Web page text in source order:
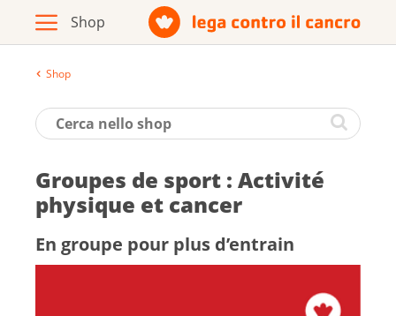
Opuscoli / materiale informativo
Prodotti
Vai al sito della Lega contro il cancro
Shop
Groupes de sport : Ac­ti­vité
phy­sique et can­cer
En groupe pour plus d’en­train